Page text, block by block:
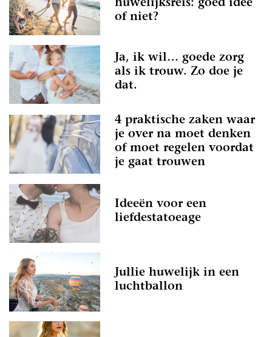
huwelijksreis: goed idee
of niet?
Ja, ik wil… goede zorg
als ik trouw. Zo doe je
dat.
4 praktische zaken waar
je over na moet denken
of moet regelen voordat
je gaat trouwen
Ideeën voor een
liefdestatoeage
Jullie huwelijk in een
luchtballon